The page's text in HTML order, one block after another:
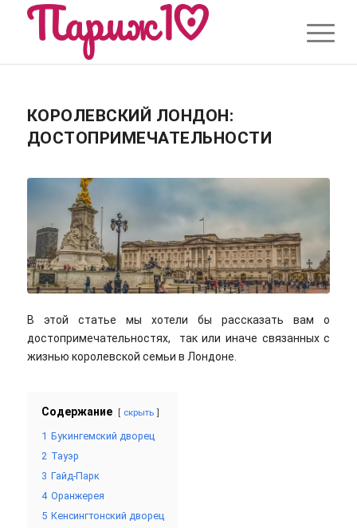
КОРОЛЕВСКИЙ ЛОНДОН:
ДОСТОПРИМЕЧАТЕЛЬНОСТИ
В этой статье мы хотели бы рассказать вам о
достопримечательностях, так или иначе связанных с
жизнью королевской семьи в Лондоне.
Содержание скрыть
1 Букингемский дворец
2 Тауэр
3 Гайд-Парк
4 Оранжерея
5 Кенсингтонский дворец